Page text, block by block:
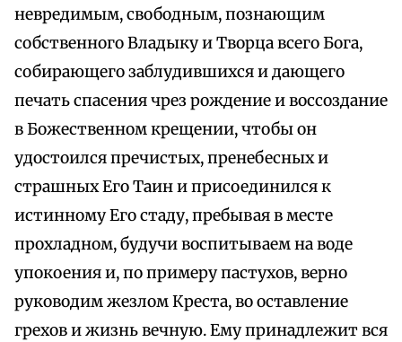
невредимым, свободным, познающим
собственного Владыку и Творца всего Бога,
собирающего заблудившихся и дающего
печать спасения чрез рождение и воссоздание
в Божественном крещении, чтобы он
удостоился пречистых, пренебесных и
страшных Его Таин и присоединился к
истинному Его стаду, пребывая в месте
прохладном, будучи воспитываем на воде
упокоения и, по примеру пастухов, верно
руководим жезлом Креста, во оставление
грехов и жизнь вечную. Ему принадлежит вся